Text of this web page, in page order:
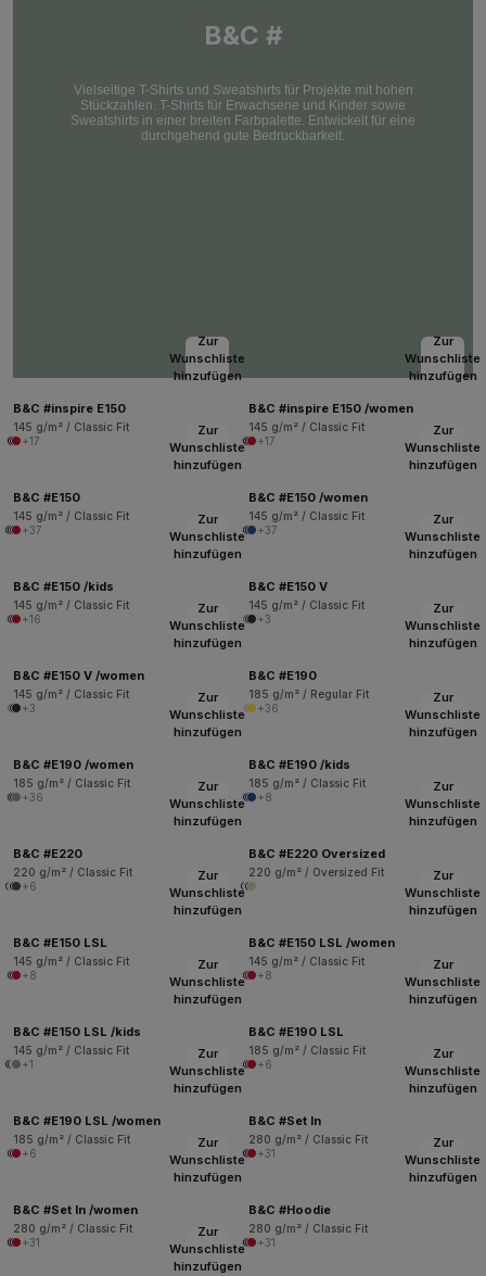
B&C #
Vielseitige T-Shirts und Sweatshirts für Projekte mit hohen
Stückzahlen. T-Shirts für Erwachsene und Kinder sowie
Sweatshirts in einer breiten Farbpalette. Entwickelt für eine
durchgehend gute Bedruckbarkeit.
Zur
Wunschliste
hinzufügen
B&C #inspire E150
145 g/m² / Classic Fit
+17
Zur
Wunschliste
hinzufügen
B&C #inspire E150 /women
145 g/m² / Classic Fit
+17
Zur
Wunschliste
hinzufügen
B&C #E150
145 g/m² / Classic Fit
+37
Zur
Wunschliste
hinzufügen
B&C #E150 /women
145 g/m² / Classic Fit
+37
Zur
Wunschliste
hinzufügen
B&C #E150 /kids
145 g/m² / Classic Fit
+16
Zur
Wunschliste
hinzufügen
B&C #E150 V
145 g/m² / Classic Fit
+3
Zur
Wunschliste
hinzufügen
B&C #E150 V /women
145 g/m² / Classic Fit
+3
Zur
Wunschliste
hinzufügen
B&C #E190
185 g/m² / Regular Fit
+36
Zur
Wunschliste
hinzufügen
B&C #E190 /women
185 g/m² / Classic Fit
+36
Zur
Wunschliste
hinzufügen
B&C #E190 /kids
185 g/m² / Classic Fit
+8
Zur
Wunschliste
hinzufügen
B&C #E220
220 g/m² / Classic Fit
+6
Zur
Wunschliste
hinzufügen
B&C #E220 Oversized
220 g/m² / Oversized Fit
Zur
Wunschliste
hinzufügen
B&C #E150 LSL
145 g/m² / Classic Fit
+8
Zur
Wunschliste
hinzufügen
B&C #E150 LSL /women
145 g/m² / Classic Fit
+8
Zur
Wunschliste
hinzufügen
B&C #E150 LSL /kids
145 g/m² / Classic Fit
+1
Zur
Wunschliste
hinzufügen
B&C #E190 LSL
185 g/m² / Classic Fit
+6
Zur
Wunschliste
hinzufügen
B&C #E190 LSL /women
185 g/m² / Classic Fit
+6
Zur
Wunschliste
hinzufügen
B&C #Set In
280 g/m² / Classic Fit
+31
Zur
Wunschliste
hinzufügen
B&C #Set In /women
280 g/m² / Classic Fit
+31
Zur
Wunschliste
hinzufügen
B&C #Hoodie
280 g/m² / Classic Fit
+31
Zur
Wunschliste
hinzufügen